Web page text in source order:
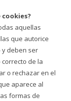
aquellas
que autorice
y deben ser
de la
o rechazar en el
aparece al
formas de